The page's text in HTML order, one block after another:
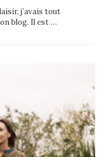
j’avais tout
blog. Il est …